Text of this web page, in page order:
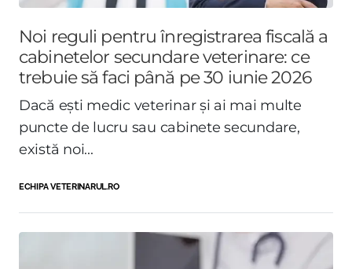
Noi reguli pentru înregistrarea fiscală a
cabinetelor secundare veterinare: ce
trebuie să faci până pe 30 iunie 2026
Dacă ești medic veterinar și ai mai multe
puncte de lucru sau cabinete secundare,
există noi...
ECHIPA VETERINARUL.RO